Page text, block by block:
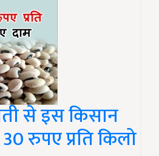
से इस किसान
रुपए प्रति किलो